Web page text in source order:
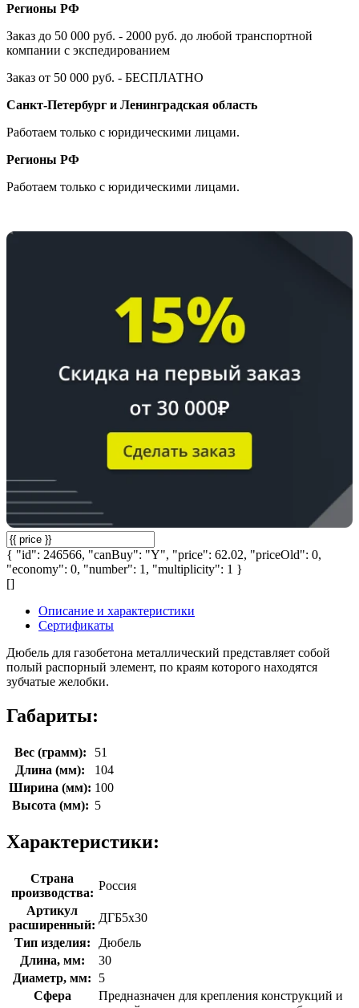
Регионы РФ
Заказ до 50 000 руб. - 2000 руб. до любой транспортной
компании с экспедированием
Заказ от 50 000 руб. - БЕСПЛАТНО
Санкт-Петербург и Ленинградская область
Работаем только с юридическими лицами.
Регионы РФ
Работаем только с юридическими лицами.
{ "id": 246566, "canBuy": "Y", "price": 62.02, "priceOld": 0,
"economy": 0, "number": 1, "multiplicity": 1 }
[]
Описание и характеристики
Сертификаты
Дюбель для газобетона металлический представляет собой
полый распорный элемент, по краям которого находятся
зубчатые желобки.
Габариты:
Вес (грамм):
51
Длина (мм):
104
Ширина (мм): 100
Высота (мм): 5
Характеристики:
Страна
производства:
Россия
Артикул
расширенный:
ДГБ5х30
Тип изделия:
Дюбель
Длина, мм:
30
Диаметр, мм:
5
Сфера
Предназначен для крепления конструкций и